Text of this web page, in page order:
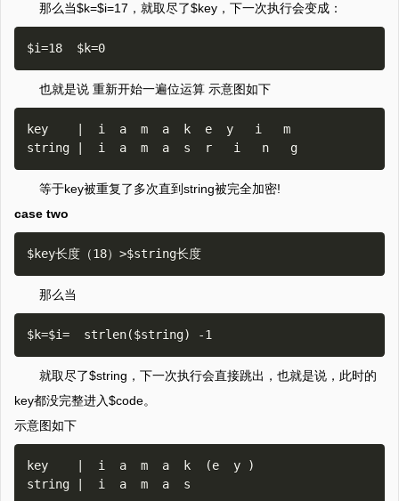
那么当$k=$i=17，就取尽了$key，下一次执行会变成：
也就是说 重新开始一遍位运算 示意图如下
key    |  i  a  m  a  k  e  y   i   m
等于key被重复了多次直到string被完全加密!
case two
那么当
就取尽了$string，下一次执行会直接跳出，也就是说，此时的
key都没完整进入$code。
示意图如下
key    |  i  a  m  a  k  (e  y )